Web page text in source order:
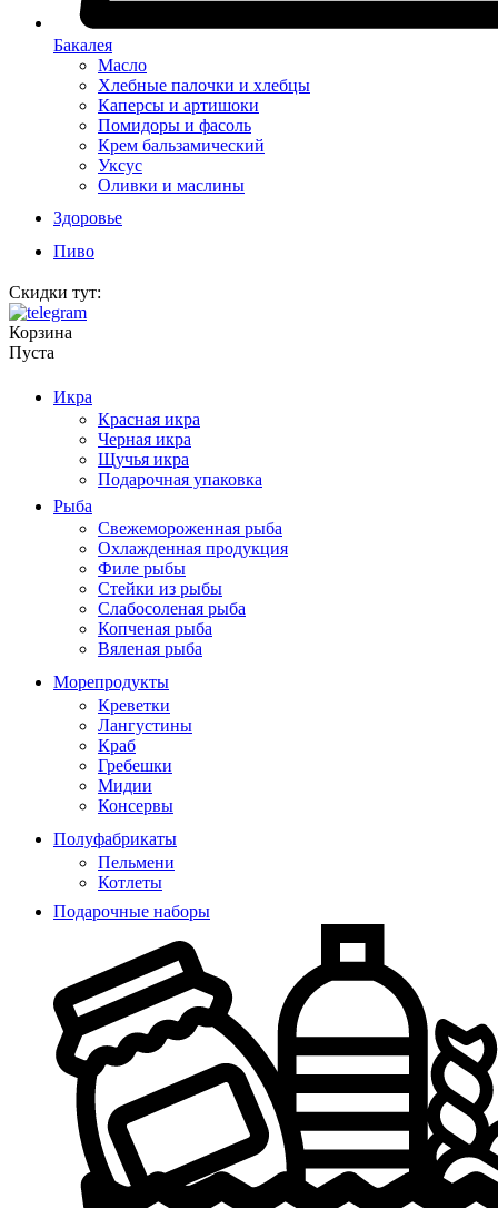
Бакалея
Масло
Хлебные палочки и хлебцы
Каперсы и артишоки
Помидоры и фасоль
Крем бальзамический
Уксус
Оливки и маслины
Здоровье
Пиво
Скидки тут:
Корзина
Пуста
Икра
Красная икра
Черная икра
Щучья икра
Подарочная упаковка
Рыба
Свежемороженная рыба
Охлажденная продукция
Филе рыбы
Стейки из рыбы
Слабосоленая рыба
Копченая рыба
Вяленая рыба
Морепродукты
Креветки
Лангустины
Краб
Гребешки
Мидии
Консервы
Полуфабрикаты
Пельмени
Котлеты
Подарочные наборы